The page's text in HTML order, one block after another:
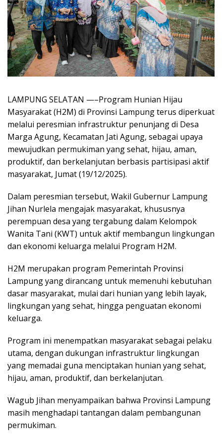
LAMPUNG SELATAN —–Program Hunian Hijau
Masyarakat (H2M) di Provinsi Lampung terus diperkuat
melalui peresmian infrastruktur penunjang di Desa
Marga Agung, Kecamatan Jati Agung, sebagai upaya
mewujudkan permukiman yang sehat, hijau, aman,
produktif, dan berkelanjutan berbasis partisipasi aktif
masyarakat, Jumat (19/12/2025).
Dalam peresmian tersebut, Wakil Gubernur Lampung
Jihan Nurlela mengajak masyarakat, khususnya
perempuan desa yang tergabung dalam Kelompok
Wanita Tani (KWT) untuk aktif membangun lingkungan
dan ekonomi keluarga melalui Program H2M.
H2M merupakan program Pemerintah Provinsi
Lampung yang dirancang untuk memenuhi kebutuhan
dasar masyarakat, mulai dari hunian yang lebih layak,
lingkungan yang sehat, hingga penguatan ekonomi
keluarga.
Program ini menempatkan masyarakat sebagai pelaku
utama, dengan dukungan infrastruktur lingkungan
yang memadai guna menciptakan hunian yang sehat,
hijau, aman, produktif, dan berkelanjutan.
Wagub Jihan menyampaikan bahwa Provinsi Lampung
masih menghadapi tantangan dalam pembangunan
permukiman.